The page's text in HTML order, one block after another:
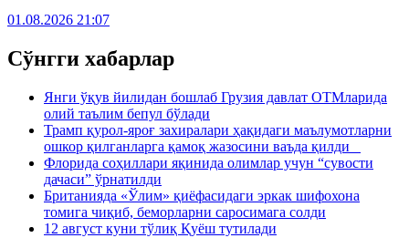
01.08.2026 21:07
Сўнгги хабарлар
Янги ўқув йилидан бошлаб Грузия давлат ОТМларида
олий таълим бепул бўлади
Трамп қурол-яроғ захиралари ҳақидаги маълумотларни
ошкор қилганларга қамоқ жазосини ваъда қилди
Флорида соҳиллари яқинида олимлар учун “сувости
дачаси” ўрнатилди
Британияда «Ўлим» қиёфасидаги эркак шифохона
томига чиқиб, беморларни саросимага солди
12 август куни тўлиқ Қуёш тутилади